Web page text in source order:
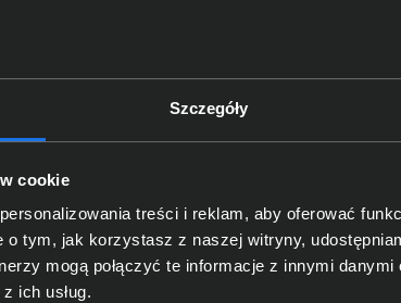
Szczegóły
cookie
treści i reklam, aby oferować
tym, jak korzystasz z naszej witryny,
mogą połączyć te informacje z innymi
ich usług.
Switzerland
za produkt
DICOTA GmbH;